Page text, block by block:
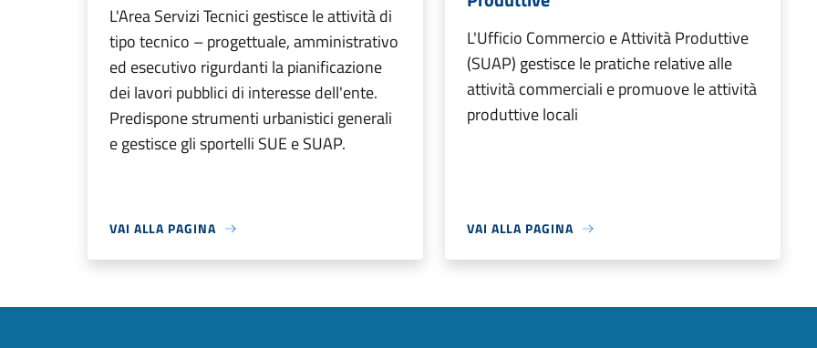
L'Area Servizi Tecnici gestisce le attività di
tipo tecnico – progettuale, amministrativo
ed esecutivo rigurdanti la pianificazione
dei lavori pubblici di interesse dell'ente.
Predispone strumenti urbanistici generali
e gestisce gli sportelli SUE e SUAP.
VAI ALLA PAGINA
L'Ufficio Commercio e Attività Produttive
(SUAP) gestisce le pratiche relative alle
attività commerciali e promuove le attività
produttive locali
VAI ALLA PAGINA